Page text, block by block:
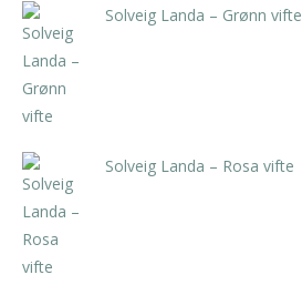
Solveig Landa – Grønn vifte
Solveig Landa – Rosa vifte